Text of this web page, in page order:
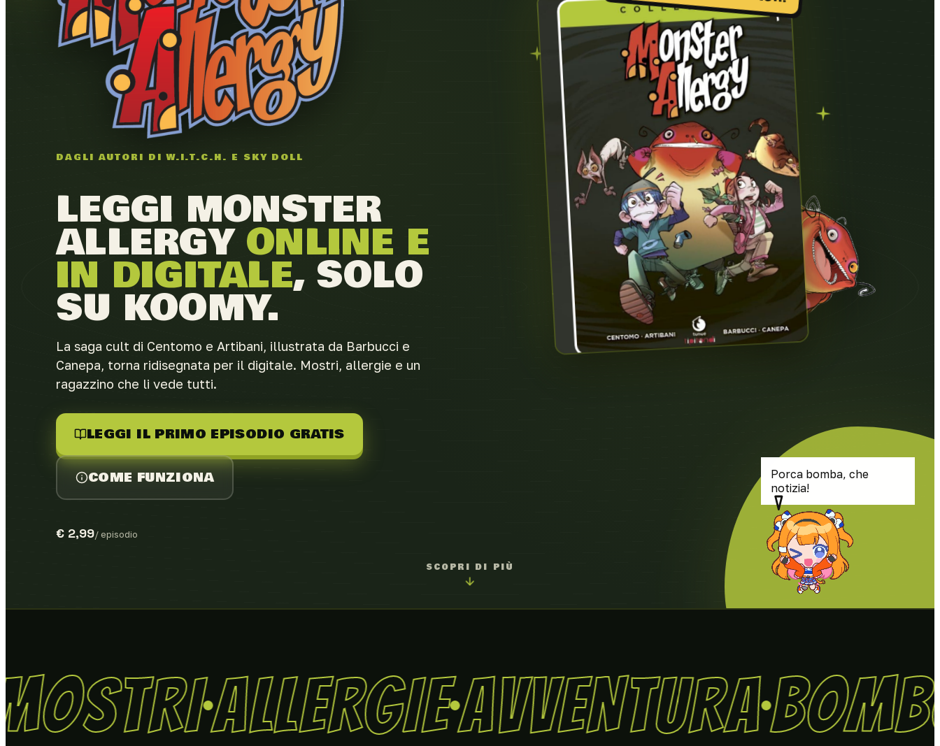
DAGLI AUTORI DI W.I.T.C.H. E SKY DOLL
LEGGI MONSTER
ALLERGY ONLINE E
IN DIGITALE, SOLO
SU KOOMY.
La saga cult di Centomo e Artibani, illustrata da Barbucci e
Canepa, torna ridisegnata per il digitale. Mostri, allergie e un
ragazzino che li vede tutti.
LEGGI IL PRIMO EPISODIO GRATIS
COME FUNZIONA
€ 2,99/ episodio
Porca bomba, che
notizia!
SCOPRI DI PIÙ
ALLERGIEAVVENTURA